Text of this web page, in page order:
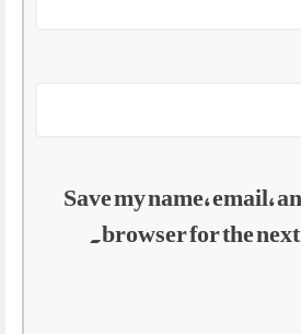
Save my name, email,
browser for the